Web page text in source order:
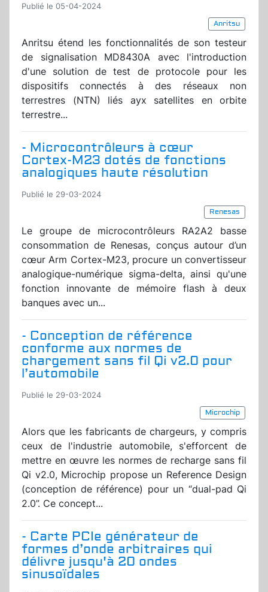
Publié le 05-04-2024
Anritsu
Anritsu étend les fonctionnalités de son testeur
de signalisation MD8430A avec l'introduction
d'une solution de test de protocole pour les
dispositifs connectés à des réseaux non
terrestres (NTN) liés ayx satellites en orbite
terrestre...
- Microcontrôleurs à cœur
Cortex-M23 dotés de fonctions
analogiques haute résolution
Publié le 29-03-2024
Renesas
Le groupe de microcontrôleurs RA2A2 basse
consommation de Renesas, conçus autour d’un
cœur Arm Cortex-M23, procure un convertisseur
analogique-numérique sigma-delta, ainsi qu'une
fonction innovante de mémoire flash à deux
banques avec un...
- Conception de référence
conforme aux normes de
chargement sans fil Qi v2.0 pour
l’automobile
Publié le 29-03-2024
Microchip
Alors que les fabricants de chargeurs, y compris
ceux de l'industrie automobile, s'efforcent de
mettre en œuvre les normes de recharge sans fil
Qi v2.0, Microchip propose un Reference Design
(conception de référence) pour un “dual-pad Qi
2.0”. Ce concept...
- Carte PCIe générateur de
formes d’onde arbitraires qui
délivre jusqu'à 20 ondes
sinusoïdales